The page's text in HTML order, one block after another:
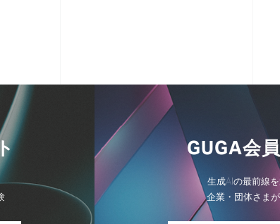
GUGA会
生成AIの最前線
企業・団体さま